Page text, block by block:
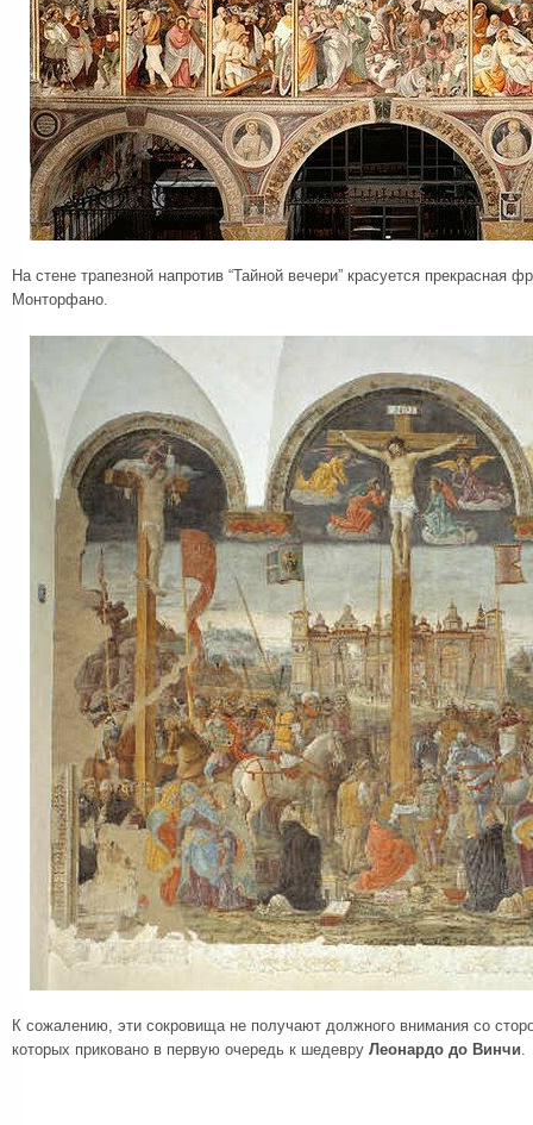
На стене трапезной напротив “Тайной вечери” красуется прекрасная
Монторфано.
К сожалению, эти сокровища не получают должного внимания со
которых приковано в первую очередь к шедевру Леонардо до Винчи.